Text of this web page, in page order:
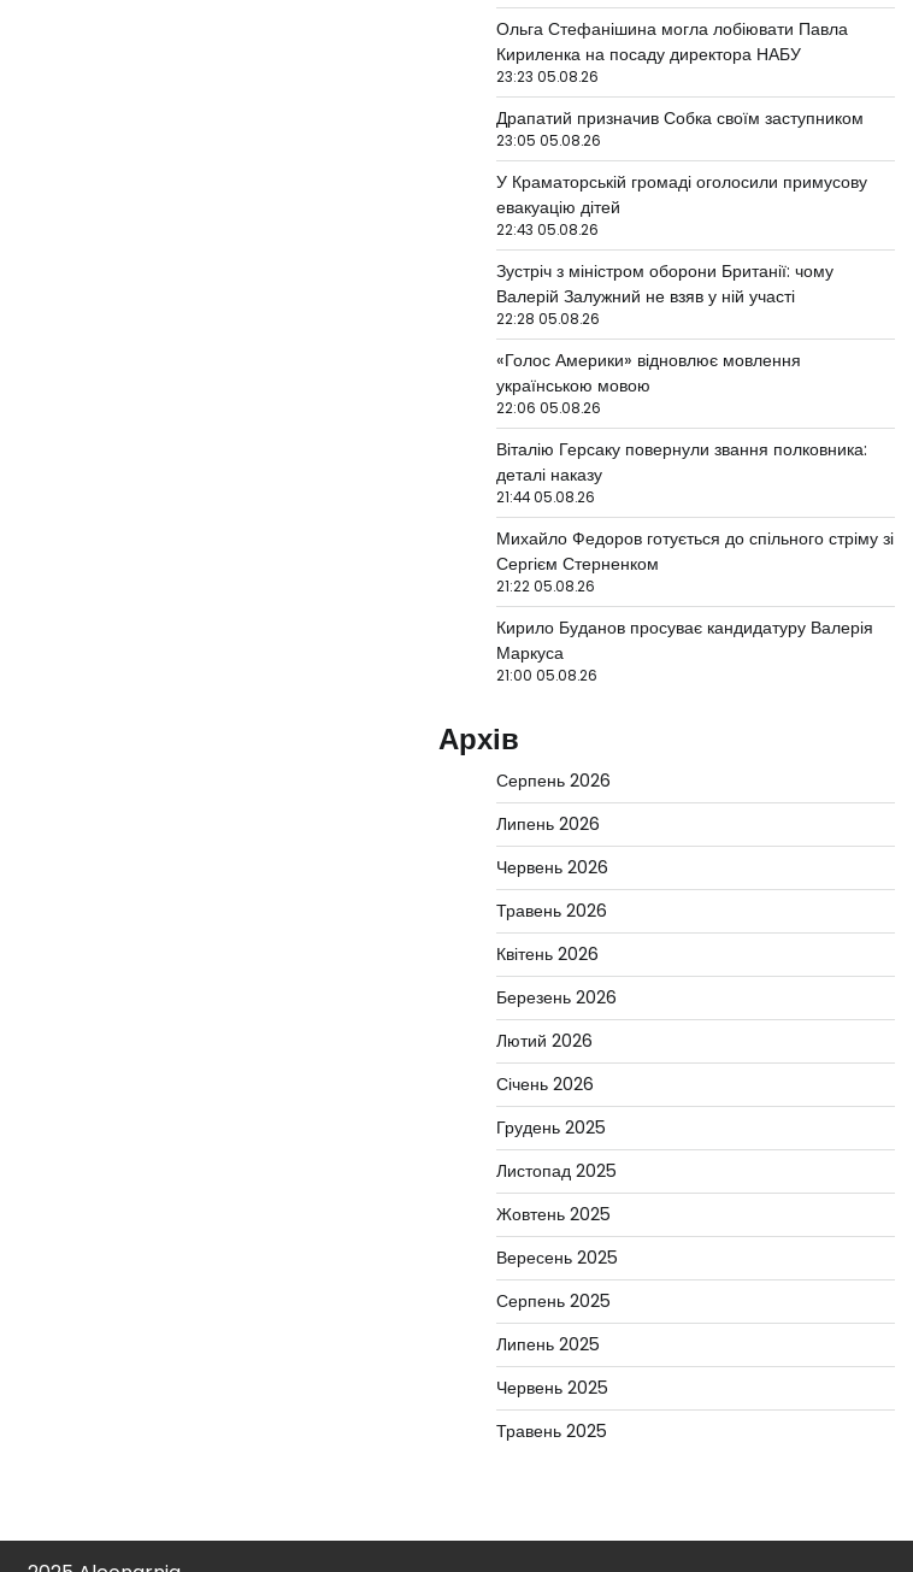
Ольга Стефанішина могла лобіювати Павла
Кириленка на посаду директора НАБУ
23:23 05.08.26
Драпатий призначив Собка своїм заступником
23:05 05.08.26
У Краматорській громаді оголосили примусову
евакуацію дітей
22:43 05.08.26
Зустріч з міністром оборони Британії: чому
Валерій Залужний не взяв у ній участі
22:28 05.08.26
«Голос Америки» відновлює мовлення
українською мовою
22:06 05.08.26
Віталію Герсаку повернули звання полковника:
деталі наказу
21:44 05.08.26
Михайло Федоров готується до спільного стріму зі
Сергієм Стерненком
21:22 05.08.26
Кирило Буданов просуває кандидатуру Валерія
Маркуса
21:00 05.08.26
Архів
Серпень 2026
Липень 2026
Червень 2026
Травень 2026
Квітень 2026
Березень 2026
Лютий 2026
Січень 2026
Грудень 2025
Листопад 2025
Жовтень 2025
Вересень 2025
Серпень 2025
Липень 2025
Червень 2025
Травень 2025